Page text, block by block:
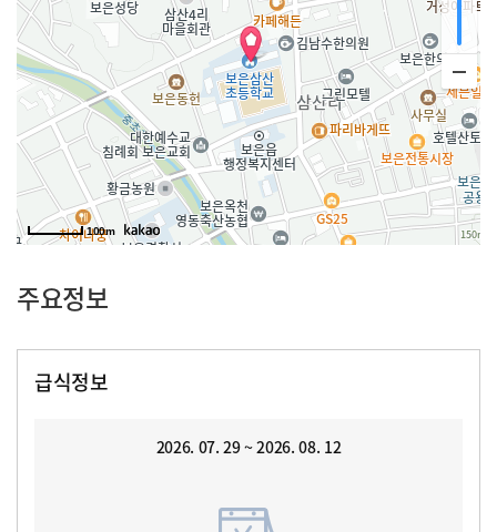
100m
주요정보
급식정보
2026. 07. 29 ~ 2026. 08. 12